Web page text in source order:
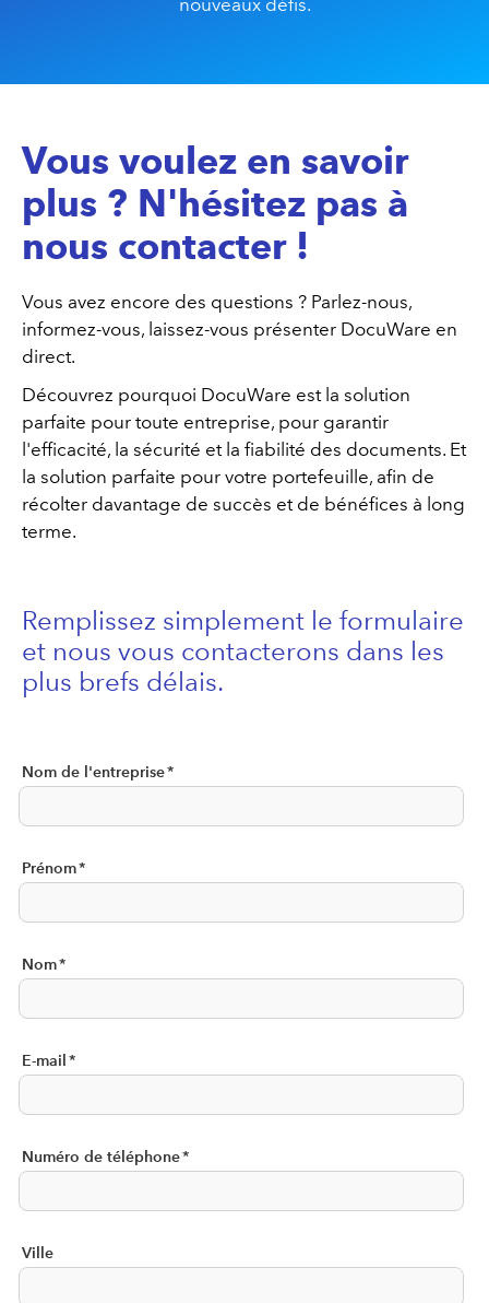
nouveaux défis.
Vous voulez en savoir
plus ? N'hésitez pas à
nous contacter !
Vous avez encore des questions ? Parlez-nous,
informez-vous, laissez-vous présenter DocuWare en
direct.
Découvrez pourquoi DocuWare est la solution
parfaite pour toute entreprise, pour garantir
l'efficacité, la sécurité et la fiabilité des documents. Et
la solution parfaite pour votre portefeuille, afin de
récolter davantage de succès et de bénéfices à long
terme.
Remplissez simplement le formulaire
et nous vous contacterons dans les
plus brefs délais.
Nom de l'entreprise*
Prénom*
Nom*
E-mail *
Numéro de téléphone*
Ville